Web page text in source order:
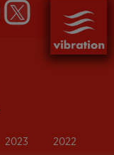
2023 2022